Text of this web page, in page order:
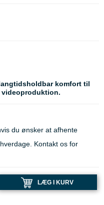
komfort til
videoproduktion.
du ønsker at afhente
Kontakt os for
LÆG I KURV